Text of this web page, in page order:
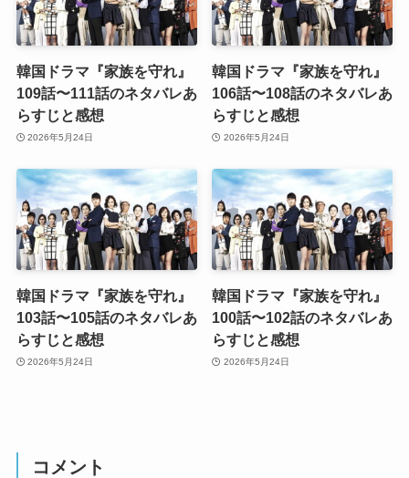
韓国ドラマ『家族を守れ』
109話〜111話のネタバレあ
らすじと感想
2026年5月24日
韓国ドラマ『家族を守れ』
106話〜108話のネタバレあ
らすじと感想
2026年5月24日
韓国ドラマ『家族を守れ』
103話〜105話のネタバレあ
らすじと感想
2026年5月24日
韓国ドラマ『家族を守れ』
100話〜102話のネタバレあ
らすじと感想
2026年5月24日
コメント